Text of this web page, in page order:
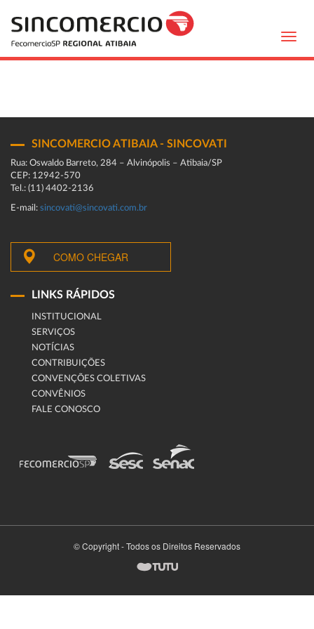
SINCOMERCIO ATIBAIA - SINCOVATI
Rua: Oswaldo Barreto, 284 – Alvinópolis – Atibaia/SP
CEP: 12942-570
Tel.: (11) 4402-2136
E-mail: sincovati@sincovati.com.br
COMO CHEGAR
LINKS RÁPIDOS
INSTITUCIONAL
SERVIÇOS
NOTÍCIAS
CONTRIBUIÇÕES
CONVENÇÕES COLETIVAS
CONVÊNIOS
FALE CONOSCO
© Copyright - Todos os Direitos Reservados